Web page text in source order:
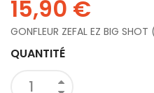
15,90 €
GONFLEUR ZEFAL EZ BIG
QUANTITÉ